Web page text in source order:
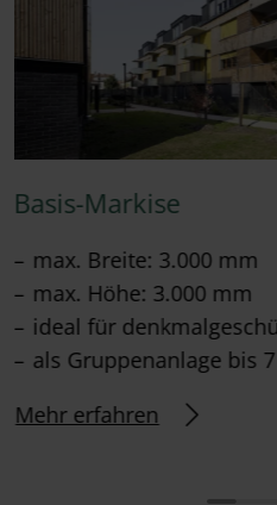
Basis-Markise
max. Breite: 3.000 mm
max. Höhe: 3.000 mm
ideal für
als Gruppenanlage bis
Mehr erfahren